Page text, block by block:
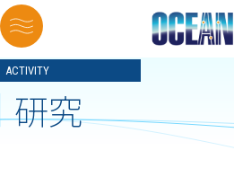
ACTIVITY
研究